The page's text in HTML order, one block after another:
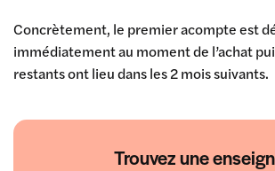
Trouvez une
Concrètement, le premier acompte est
immédiatement au moment de l’achat
restants ont lieu dans les 2 mois suivants.